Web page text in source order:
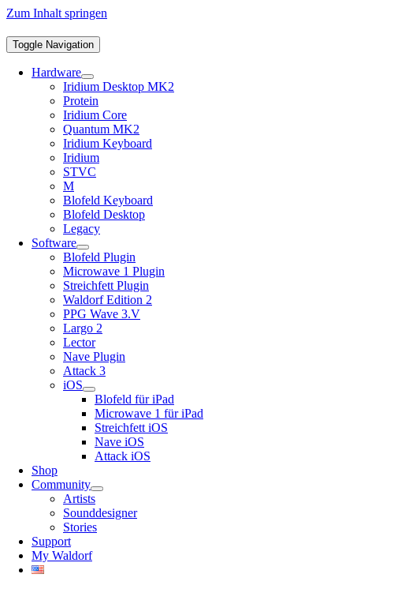
Zum Inhalt springen
Toggle Navigation
Hardware
Iridium Desktop MK2
Protein
Iridium Core
Quantum MK2
Iridium Keyboard
Iridium
STVC
M
Blofeld Keyboard
Blofeld Desktop
Legacy
Software
Blofeld Plugin
Microwave 1 Plugin
Streichfett Plugin
Waldorf Edition 2
PPG Wave 3.V
Largo 2
Lector
Nave Plugin
Attack 3
iOS
Blofeld für iPad
Microwave 1 für iPad
Streichfett iOS
Nave iOS
Attack iOS
Shop
Community
Artists
Sounddesigner
Stories
Support
My Waldorf